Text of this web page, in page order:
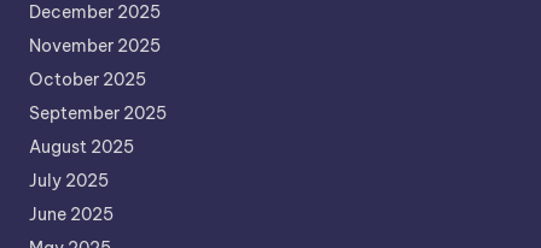
December 2025
November 2025
October 2025
September 2025
August 2025
July 2025
June 2025